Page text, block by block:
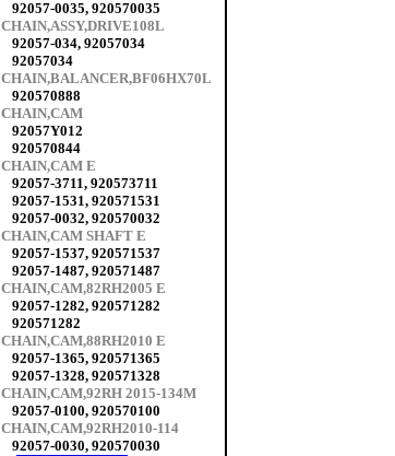
92057-0035, 920570035
CHAIN,ASSY,DRIVE108L
92057-034, 92057034
92057034
CHAIN,BALANCER,BF06HX70L
920570888
CHAIN,CAM
92057Y012
920570844
CHAIN,CAM E
92057-3711, 920573711
92057-1531, 920571531
92057-0032, 920570032
CHAIN,CAM SHAFT E
92057-1537, 920571537
92057-1487, 920571487
CHAIN,CAM,82RH2005 E
92057-1282, 920571282
920571282
CHAIN,CAM,88RH2010 E
92057-1365, 920571365
92057-1328, 920571328
CHAIN,CAM,92RH 2015-134M
92057-0100, 920570100
CHAIN,CAM,92RH2010-114
92057-0030, 920570030